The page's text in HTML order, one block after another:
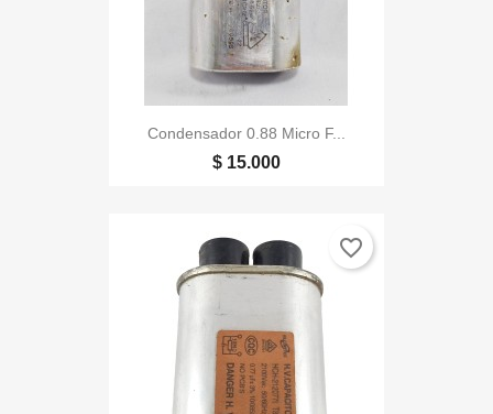
Condensador 0.88 Micro F...
$ 15.000
favorite_border